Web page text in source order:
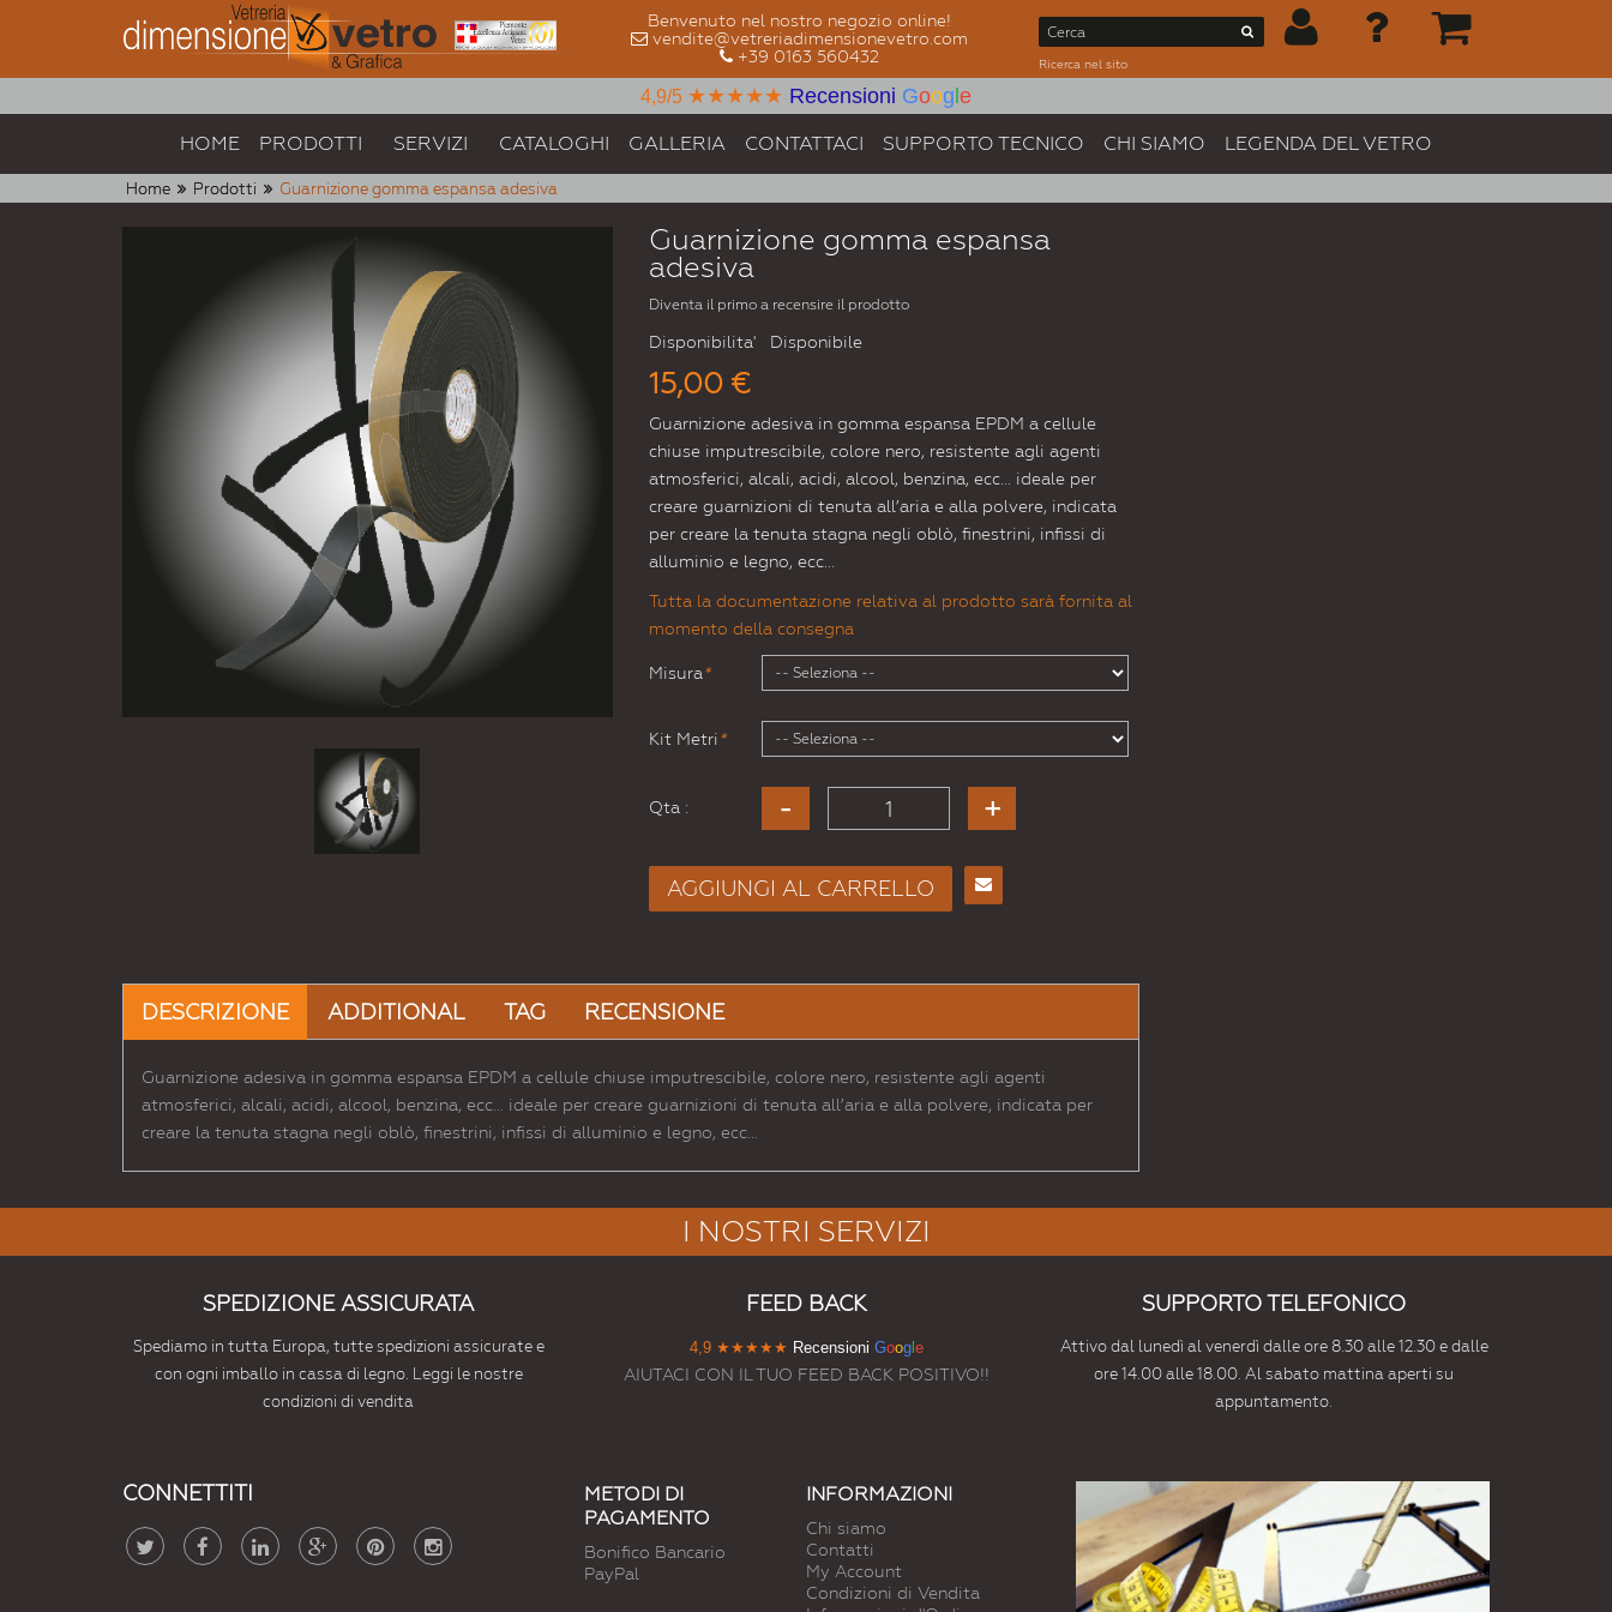
Benvenuto nel nostro negozio online!
vendite@vetreriadimensionevetro.com
+39 0163 560432
Ricerca nel sito
4,9/5 ★★★★★ Recensioni Goog e
HOME PRODOTTI SERVIZI CATALOGHI GALLERIA CONTATTACI SUPPORTO TECNICO CHI SIAMO LEGENDA DEL VETRO
Home Prodotti Guarnizione gomma espansa adesiva
Guarnizione gomma espansa
adesiva
Diventa il primo a recensire il prodotto
Disponibilita' Disponibile
15,00 €
Guarnizione adesiva in gomma espansa EPDM a cellule
chiuse imputrescibile, colore nero, resistente agli agenti
atmosferici, alcali, acidi, alcool, benzina, ecc... ideale per
creare guarnizioni di tenuta all’aria e alla polvere, indicata
per creare la tenuta stagna negli oblò, finestrini, infissi di
alluminio e legno, ecc...
Tutta la documentazione relativa al prodotto sarà fornita al
momento della consegna
*
Misura
*
Kit Metri
Qta :
AGGIUNGI AL CARRELLO
a un
DESCRIZIONE ADDITIONAL TAG RECENSIONE
Guarnizione adesiva in gomma espansa EPDM a cellule chiuse imputrescibile, colore nero, resistente agli agenti
atmosferici, alcali, acidi, alcool, benzina, ecc... ideale per creare guarnizioni di tenuta all’aria e alla polvere, indicata per
creare la tenuta stagna negli oblò, finestrini, infissi di alluminio e legno, ecc...
I NOSTRI SERVIZI
SPEDIZIONE ASSICURATA
Spediamo in tutta Europa, tutte spedizioni assicurate e
con ogni imballo in cassa di legno. Leggi le nostre
condizioni di vendita
FEED BACK
4,9 ★★★★★ Recensioni Googl e
AIUTACI CON IL TUO FEED BACK POSITIVO!!
SUPPORTO TELEFONICO
Attivo dal lunedì al venerdì dalle ore 8.30 alle 12.30 e dalle
ore 14.00 alle 18.00. Al sabato mattina aperti su
appuntamento.
CONNETTITI
METODI DI
PAGAMENTO
Bonifico Bancario
PayPal
INFORMAZIONI
Chi siamo
Contatti
My Account
Condizioni di Vendita